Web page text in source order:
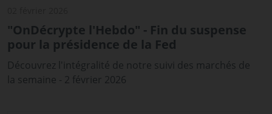
"OnDécrypte l'Hebdo" - Fin du suspense
pour la présidence de la Fed
Découvrez l'intégralité de notre suivi des marchés de
la semaine - 2 février 2026